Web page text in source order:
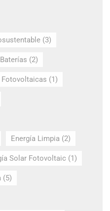
(3)
Baterías (2)
Fotovoltaicas (1)
Energía Limpia (2)
Solar Fotovoltaic (1)
(5)